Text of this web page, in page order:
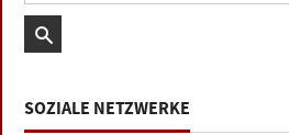
SOZIALE NETZWERKE